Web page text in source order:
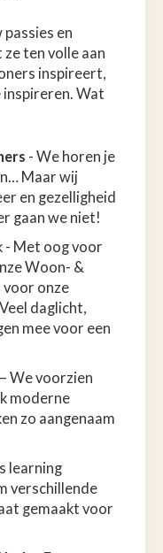
en
ten volle aan
inspireert,
inspireren. Wat
- We horen je
Maar wij
en gezelligheid
gaan we niet!
- Met oog voor
Woon- &
voor onze
daglicht,
mee voor een
– We voorzien
moderne
zo aangenaam
learning
verschillende
gemaakt voor